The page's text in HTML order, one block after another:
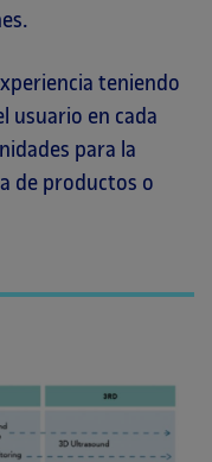
teniendo
usuario en cada
para la
de productos o